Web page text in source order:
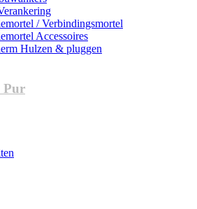
/ Verbindingsmortel
Accessoires
Hulzen & pluggen
Pur